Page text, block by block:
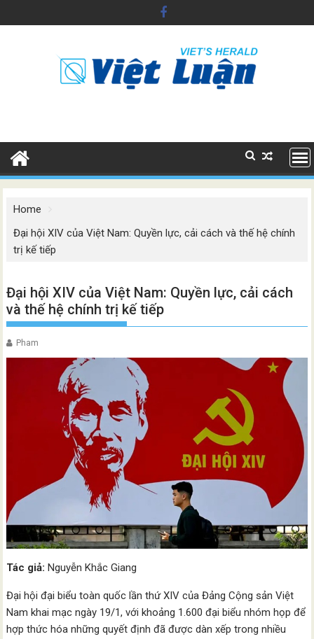
to
Home
Đại hội XIV của Việt Nam: Quyền lực, cải cách và thế hệ chính
trị kế tiếp
Đại hội XIV của Việt Nam: Quyền lực, cải cách
và thế hệ chính trị kế tiếp
Pham
Tác giả: Nguyễn Khắc Giang
Đại hội đại biểu toàn quốc lần thứ XIV của Đảng Cộng sản Việt
Nam khai mạc ngày 19/1, với khoảng 1.600 đại biểu nhóm họp để
hợp thức hóa những quyết định đã được dàn xếp trong nhiều